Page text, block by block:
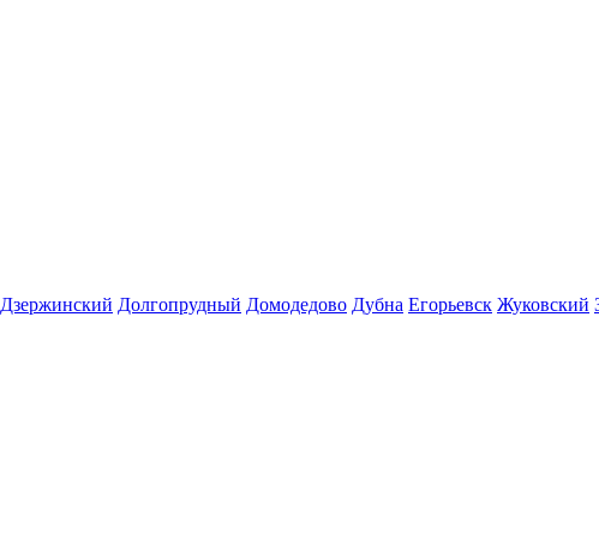
Дзержинский Долгопрудный Домодедово Дубна Егорьевск Жуковский